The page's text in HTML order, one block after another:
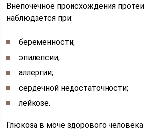
Внепочечное происхождения
наблюдается при:
беременности;
эпилепсии;
аллергии;
сердечной недостаточности;
лейкозе.
Глюкоза в моче здорового